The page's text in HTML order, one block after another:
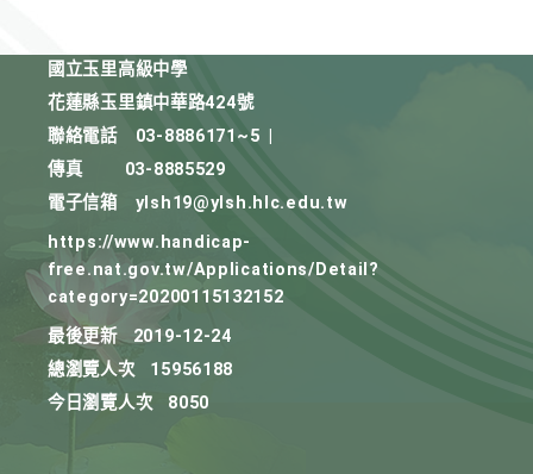
國立玉里高級中學
花蓮縣玉里鎮中華路424號
聯絡電話
03-8886171~5
傳真
03-8885529
電子信箱
ylsh19@ylsh.hlc.edu.tw
https://www.handicap-
free.nat.gov.tw/Applications/Detail?
category=20200115132152
最後更新
2019-12-24
總瀏覽人次
15956188
今日瀏覽人次
8050